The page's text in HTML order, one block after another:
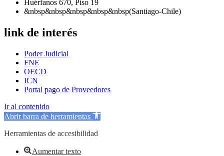
Huérfanos 670, Piso 19
&nbsp&nbsp&nbsp&nbsp&nbsp(Santiago-Chile)
link de interés
Poder Judicial
FNE
OECD
ICN
Portal pago de Proveedores
Ir al contenido
Abrir barra de herramientas
Herramientas de accesibilidad
Aumentar texto